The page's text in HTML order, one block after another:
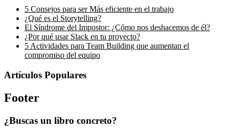
5 Consejos para ser Más eficiente en el trabajo
¿Qué es el Storytelling?
El Síndrome del Impostor: ¿Cómo nos deshacemos de él?
¿Por qué usar Slack en tu proyecto?
5 Actividades para Team Building que aumentan el
compromiso del equipo
Artículos Populares
Footer
¿Buscas un libro concreto?